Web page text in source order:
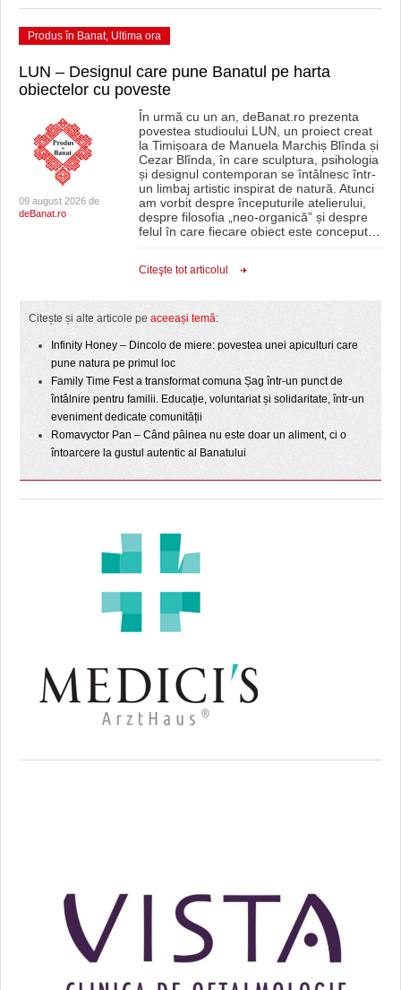
Produs în Banat, Ultima ora
LUN – Designul care pune Banatul pe harta
obiectelor cu poveste
09 august 2026 de
deBanat.ro
În urmă cu un an, deBanat.ro prezenta
povestea studioului LUN, un proiect creat
la Timișoara de Manuela Marchiș Blînda și
Cezar Blînda, în care sculptura, psihologia
și designul contemporan se întâlnesc într-
un limbaj artistic inspirat de natură. Atunci
am vorbit despre începuturile atelierului,
despre filosofia „neo-organică” și despre
felul în care fiecare obiect este conceput…
Citeşte tot articolul
Citește și alte articole pe aceeași temă:
Infinity Honey – Dincolo de miere: povestea unei apiculturi care
pune natura pe primul loc
Family Time Fest a transformat comuna Șag într-un punct de
întâlnire pentru familii. Educație, voluntariat și solidaritate, într-un
eveniment dedicate comunității
Romavyctor Pan – Când pâinea nu este doar un aliment, ci o
întoarcere la gustul autentic al Banatului